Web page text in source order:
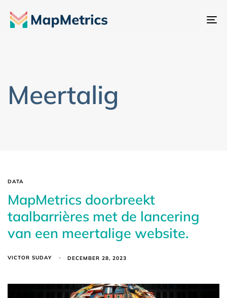
Meertalig
DATA
MapMetrics doorbreekt
taalbarrières met de lancering
van een meertalige website.
VICTOR SUDAY DECEMBER 28, 2023